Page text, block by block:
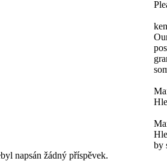
napsán žádný příspěvek.
by